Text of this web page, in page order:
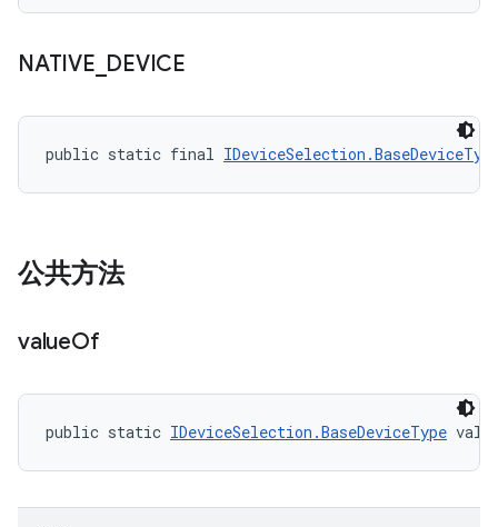
NATIVE DEVICE
public static final
公共方法
valueOf
public static IDeviceSelection.BaseDeviceType